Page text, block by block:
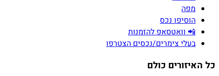
מפה
הוסיפו נכס
📲 וואטסאפ להזמנות
בעלי צימרים/נכסים הצטרפו
כל האיזורים כולם